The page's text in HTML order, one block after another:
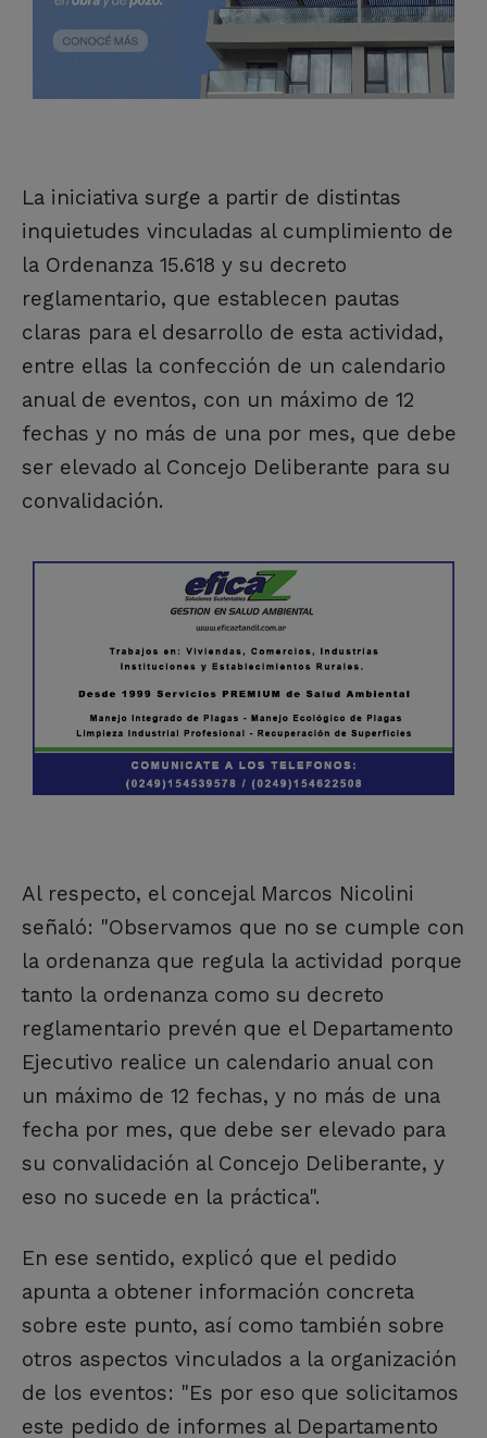
La iniciativa surge a partir de distintas
inquietudes vinculadas al cumplimiento de
la Ordenanza 15.618 y su decreto
reglamentario, que establecen pautas
claras para el desarrollo de esta actividad,
entre ellas la confección de un calendario
anual de eventos, con un máximo de 12
fechas y no más de una por mes, que debe
ser elevado al Concejo Deliberante para su
convalidación.
Al respecto, el concejal Marcos Nicolini
señaló: "Observamos que no se cumple con
la ordenanza que regula la actividad porque
tanto la ordenanza como su decreto
reglamentario prevén que el Departamento
Ejecutivo realice un calendario anual con
un máximo de 12 fechas, y no más de una
fecha por mes, que debe ser elevado para
su convalidación al Concejo Deliberante, y
eso no sucede en la práctica".
En ese sentido, explicó que el pedido
apunta a obtener información concreta
sobre este punto, así como también sobre
otros aspectos vinculados a la organización
de los eventos: "Es por eso que solicitamos
este pedido de informes al Departamento